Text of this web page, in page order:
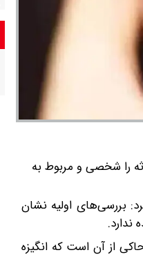
را شخصی و مربوط به
بررسی‌های اولیه نشان
از آن است که انگیزه